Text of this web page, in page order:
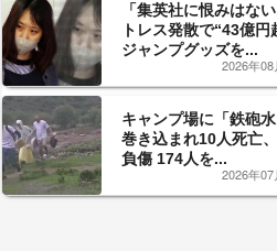
「集英社に恨みはな
トレス発散で“43億円
ジャンプグッズを...
2026年08
キャンプ場に「鉄砲
巻き込まれ10人死亡
負傷 174人を...
2026年07